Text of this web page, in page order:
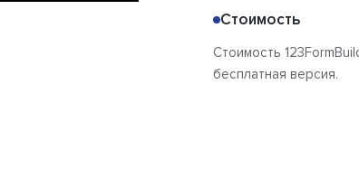
Стоимость
Стоимость
бесплатная версия.